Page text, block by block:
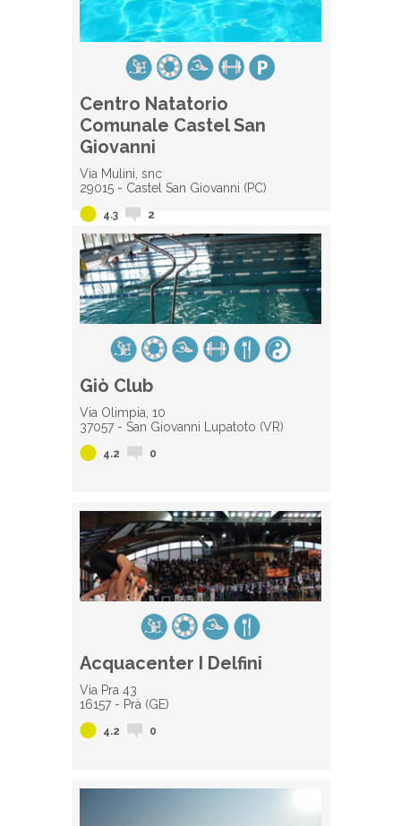
Centro Natatorio
Comunale Castel San
Giovanni
Via Mulini, snc
29015 - Castel San Giovanni (PC)
4.3 2
Giò Club
Via Olimpia, 10
37057 - San Giovanni Lupatoto (VR)
4.2 0
Acquacenter I Delfini
Via Pra 43
16157 - Prà (GE)
4.2 0